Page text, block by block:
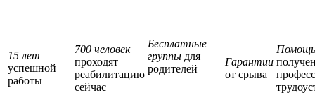
15 лет
успешной
работы
700 человек
проходят
реабилитацию
сейчас
Бесплатные
группы для
родителей
Гарантии
от срыва
Помощь